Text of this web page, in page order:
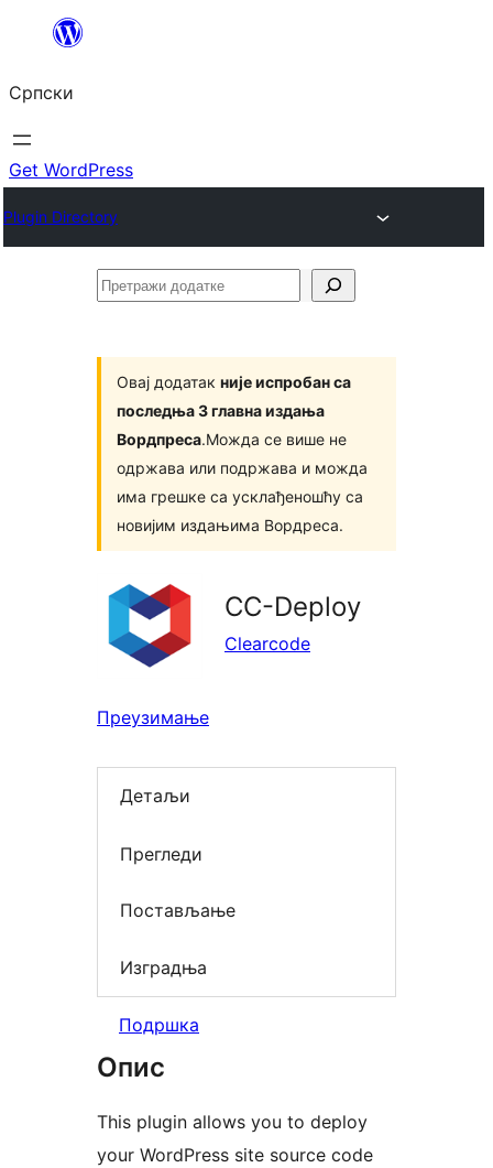
Скочи
садржај
Српски
Get WordPress
Plugin Directory
Претражи
Овај додатак није испробан са
последња 3 главна издања
Вордпреса.Можда се више не
одржава или подржава и можда
има грешке са усклађеношћу са
новијим издањима Вордреса.
CC-Deploy
Clearcode
Преузимање
Детаљи
Прегледи
Постављање
Изградња
Подршка
Опис
This plugin allows you to deploy
your WordPress site source code